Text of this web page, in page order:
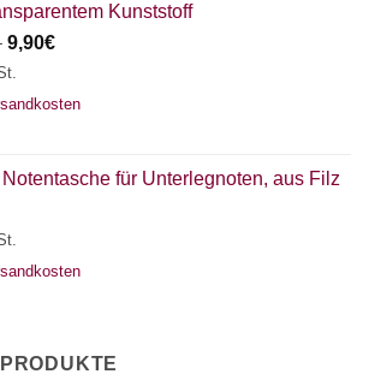
Kunststoff
9,90€
für Unterlegnoten, aus Filz